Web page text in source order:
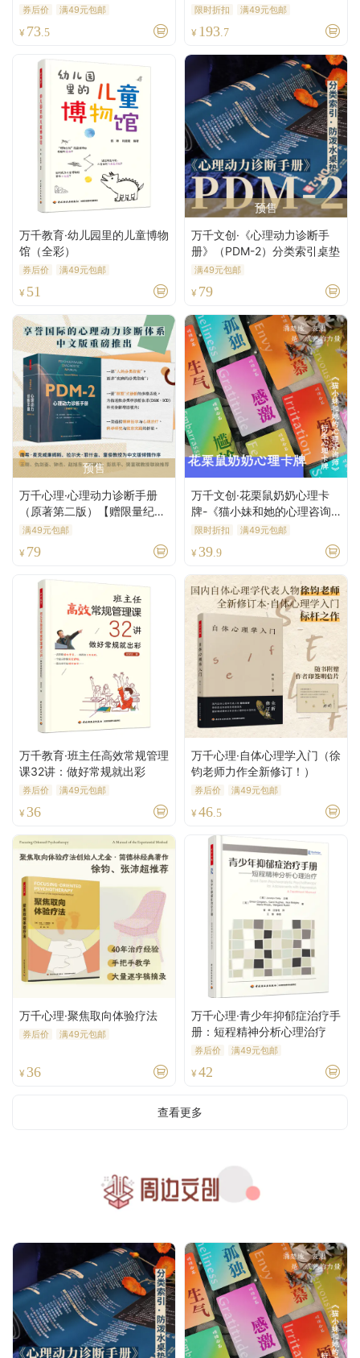
限量赠“守护伦理栖所”主题亚
克力冰箱贴+特种纸异形卡】
券后价 满49元包邮
¥ 73.5
限时折扣 满49元包邮
¥ 193.7
万千教育·幼儿园里的儿童博物
馆（全彩）
券后价 满49元包邮
¥ 51
预售
万千文创·《心理动力诊断手
册》（PDM-2）分类索引桌垫
满49元包邮
¥ 79
预售
万千心理·心理动力诊断手册
（原著第二版）【赠限量纪念
方巾】
满49元包邮
¥ 79
万千文创·花栗鼠奶奶心理卡
牌-《猫小妹和她的心理咨询
师》衍生卡牌-情绪练习、个
人探索、家庭互动、团体咨询
限时折扣 满49元包邮
¥ 39.9
万千教育·班主任高效常规管理
课32讲：做好常规就出彩
券后价 满49元包邮
¥ 36
万千心理·自体心理学入门（徐
钧老师力作全新修订！）
券后价 满49元包邮
¥ 46.5
万千心理·聚焦取向体验疗法
券后价 满49元包邮
¥ 36
万千心理·青少年抑郁症治疗手
册：短程精神分析心理治疗
券后价 满49元包邮
¥ 42
查看更多